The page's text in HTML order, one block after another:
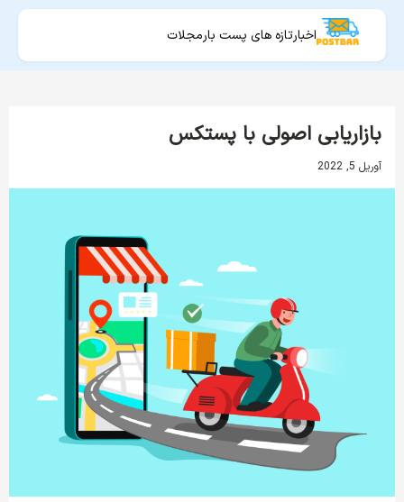
اخبارتازه های پست بارمجلات
بازاریابی اصولی با پستکس
آوریل 5, 2022